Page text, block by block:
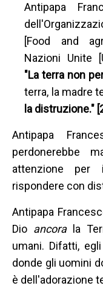
Antipapa
[Food and
Nazioni Unite
"La terra non
terra, la madre
la distruzione."
Antipapa
perdonerebbe
attenzione
rispondere con
Antipapa
Dio ancorala
umani. Difatti,
donde gli uomini
è dell'adorazione